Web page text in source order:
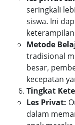
seringkali
siswa. Ini
Metode
tradisional
besar,
kecepatan
Tingkat
Les Privat:
dalam